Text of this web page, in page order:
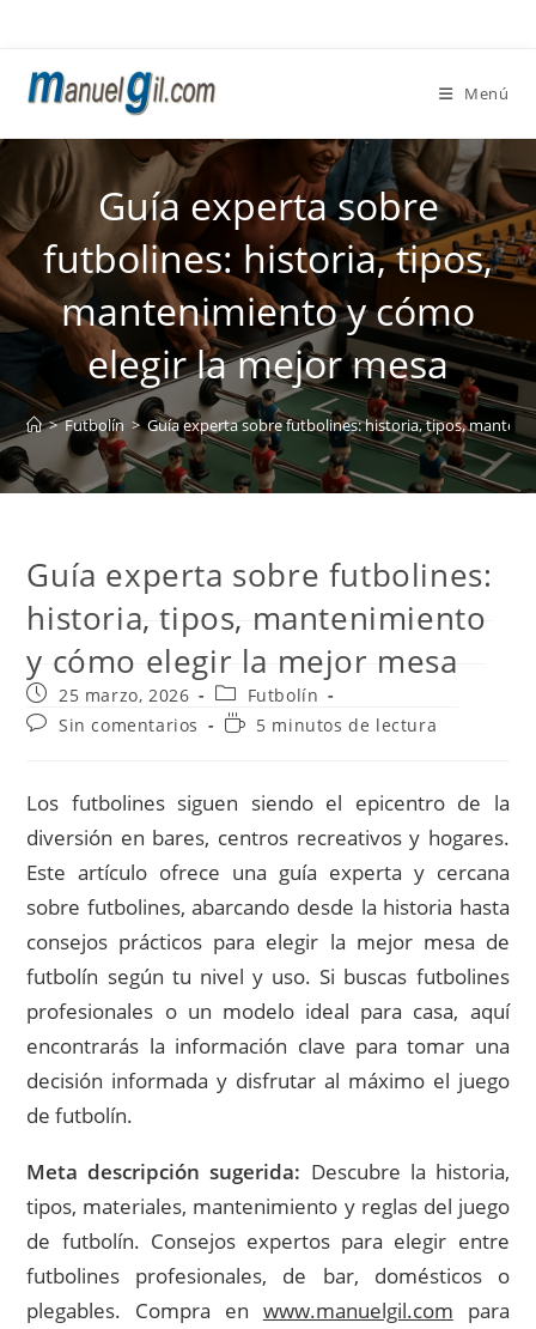
contenido
Menú
Guía experta sobre
futbolines: historia, tipos,
mantenimiento y cómo
elegir la mejor mesa
> Futbolín > Guía experta sobre futbolines: historia, tipos,
Guía experta sobre futbolines:
historia, tipos, mantenimiento
y cómo elegir la mejor mesa
Publicación
de
la
25 marzo, 2026
Categoría
de
la
Futbolín
Comentarios
entrada:
Sin comentarios
Tiempo5 minutos de lectura
Los futbolines siguen siendo el epicentro de la
diversión en bares, centros recreativos y hogares.
Este artículo ofrece una guía experta y cercana
sobre futbolines, abarcando desde la historia hasta
consejos prácticos para elegir la mejor mesa de
futbolín según tu nivel y uso. Si buscas futbolines
profesionales o un modelo ideal para casa, aquí
encontrarás la información clave para tomar una
decisión informada y disfrutar al máximo el juego
de futbolín.
Meta descripción sugerida: Descubre la historia,
tipos, materiales, mantenimiento y reglas del juego
de futbolín. Consejos expertos para elegir entre
futbolines profesionales, de bar, domésticos o
plegables. Compra en www.manuelgil.com para